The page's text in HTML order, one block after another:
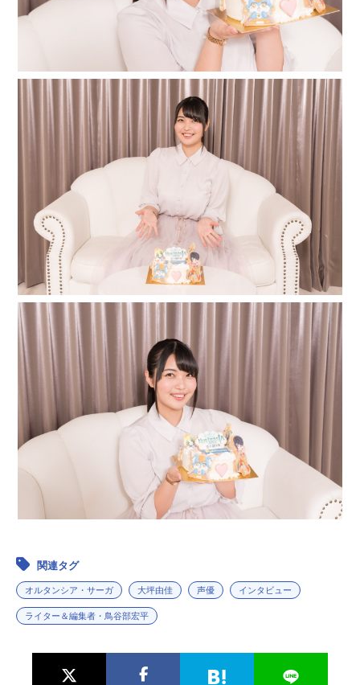
関連タグ
オルタンシア・サーガ 大坪由佳 声優 インタビュー
ライター＆編集者・鳥谷部宏平